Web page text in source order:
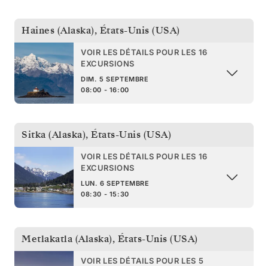
Haines (Alaska), États-Unis (USA)
VOIR LES DÉTAILS POUR LES 16
EXCURSIONS
DIM. 5 SEPTEMBRE
08:00 - 16:00
Sitka (Alaska), États-Unis (USA)
VOIR LES DÉTAILS POUR LES 16
EXCURSIONS
LUN. 6 SEPTEMBRE
08:30 - 15:30
Metlakatla (Alaska), États-Unis (USA)
VOIR LES DÉTAILS POUR LES 5